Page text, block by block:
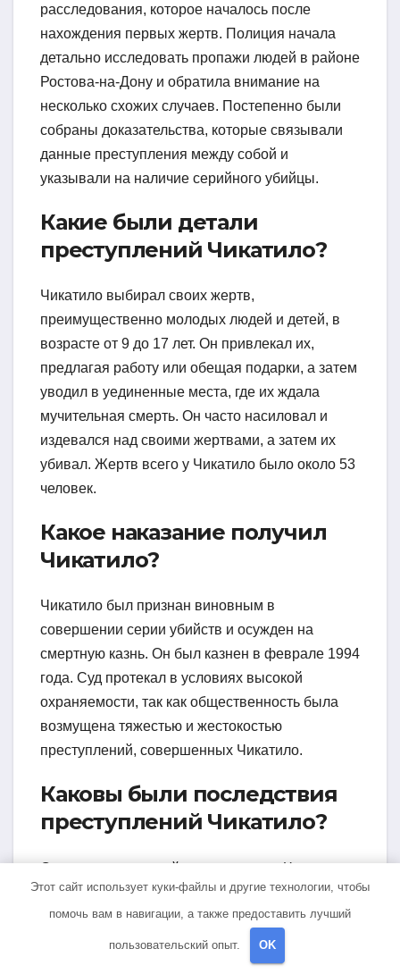
расследования, которое началось после
нахождения первых жертв. Полиция начала
детально исследовать пропажи людей в районе
Ростова-на-Дону и обратила внимание на
несколько схожих случаев. Постепенно были
собраны доказательства, которые связывали
данные преступления между собой и
указывали на наличие серийного убийцы.
Какие были детали
преступлений Чикатило?
Чикатило выбирал своих жертв,
преимущественно молодых людей и детей, в
возрасте от 9 до 17 лет. Он привлекал их,
предлагая работу или обещая подарки, а затем
уводил в уединенные места, где их ждала
мучительная смерть. Он часто насиловал и
издевался над своими жертвами, а затем их
убивал. Жертв всего у Чикатило было около 53
человек.
Какое наказание получил
Чикатило?
Чикатило был признан виновным в
совершении серии убийств и осужден на
смертную казнь. Он был казнен в феврале 1994
года. Суд протекал в условиях высокой
охраняемости, так как общественность была
возмущена тяжестью и жестокостью
преступлений, совершенных Чикатило.
Каковы были последствия
преступлений Чикатило?
Серия преступлений, совершенных Чикатило,
вызвала шок и ужас во всем мире. Она
привлекла глобальное внимание к проблеме
серийных убийств и несправедливости в
российской юстиции. Преступления Чикатило
Этот сайт использует куки-файлы и другие технологии, чтобы
помочь вам в навигации, а также предоставить лучший
пользовательский опыт. OK